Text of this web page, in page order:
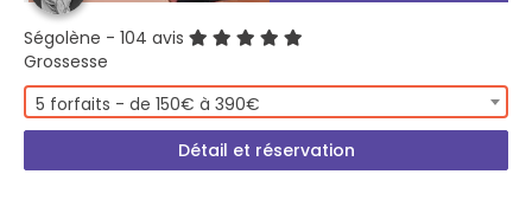
Ségolène - 104 avis
Grossesse
5 forfaits - de 150€ à 390€
Détail et réservation